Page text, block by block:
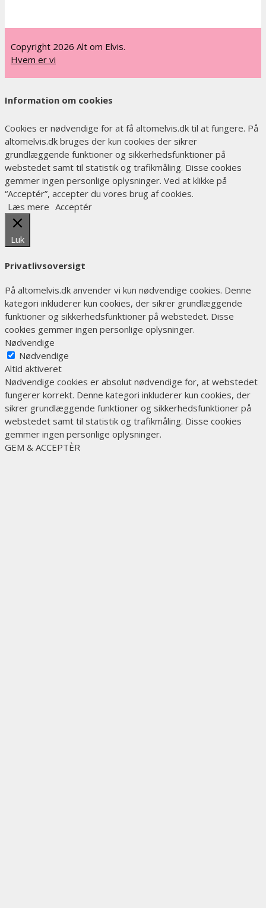
Copyright 2026 Alt om Elvis.
Hvem er vi
Information om cookies
Cookies er nødvendige for at få altomelvis.dk til at fungere. På
altomelvis.dk bruges der kun cookies der sikrer
grundlæggende funktioner og sikkerhedsfunktioner på
webstedet samt til statistik og trafikmåling. Disse cookies
gemmer ingen personlige oplysninger. Ved at klikke på
“Acceptér”, accepter du vores brug af cookies.
Læs mere Acceptér
Luk
Privatlivsoversigt
På altomelvis.dk anvender vi kun nødvendige cookies. Denne
kategori inkluderer kun cookies, der sikrer grundlæggende
funktioner og sikkerhedsfunktioner på webstedet. Disse
cookies gemmer ingen personlige oplysninger.
Nødvendige
Nødvendige
Altid aktiveret
Nødvendige cookies er absolut nødvendige for, at webstedet
fungerer korrekt. Denne kategori inkluderer kun cookies, der
sikrer grundlæggende funktioner og sikkerhedsfunktioner på
webstedet samt til statistik og trafikmåling. Disse cookies
gemmer ingen personlige oplysninger.
GEM & ACCEPTÈR